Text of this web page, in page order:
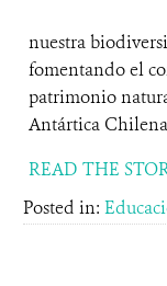
nuestra
fomentando el
patrimonio
Antártica
READ THE
Posted in: